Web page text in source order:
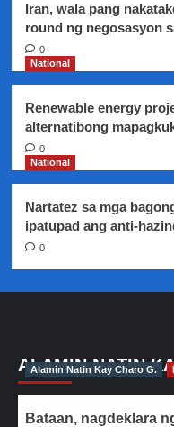
Iran, wala pang
round ng negosasyon
0
National
Renewable energy
alternatibong
0
National
Nartatez sa mga
ipatupad ang anti-
0
ALAMIN NATIN
Alamin Natin Kay Charo G.
Bataan, nagdeklara